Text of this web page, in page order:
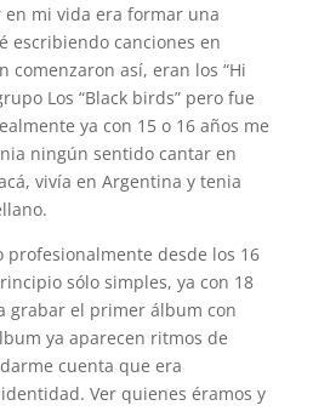
mi vida era formar una
escribiendo canciones en
comenzaron así, eran los “Hi
Los “Black birds” pero fue
ya con 15 o 16 años me
ningún sentido cantar en
vivía en Argentina y tenia
profesionalmente desde los 16
sólo simples, ya con 18
grabar el primer álbum con
ya aparecen ritmos de
cuenta que era
Ver quienes éramos y